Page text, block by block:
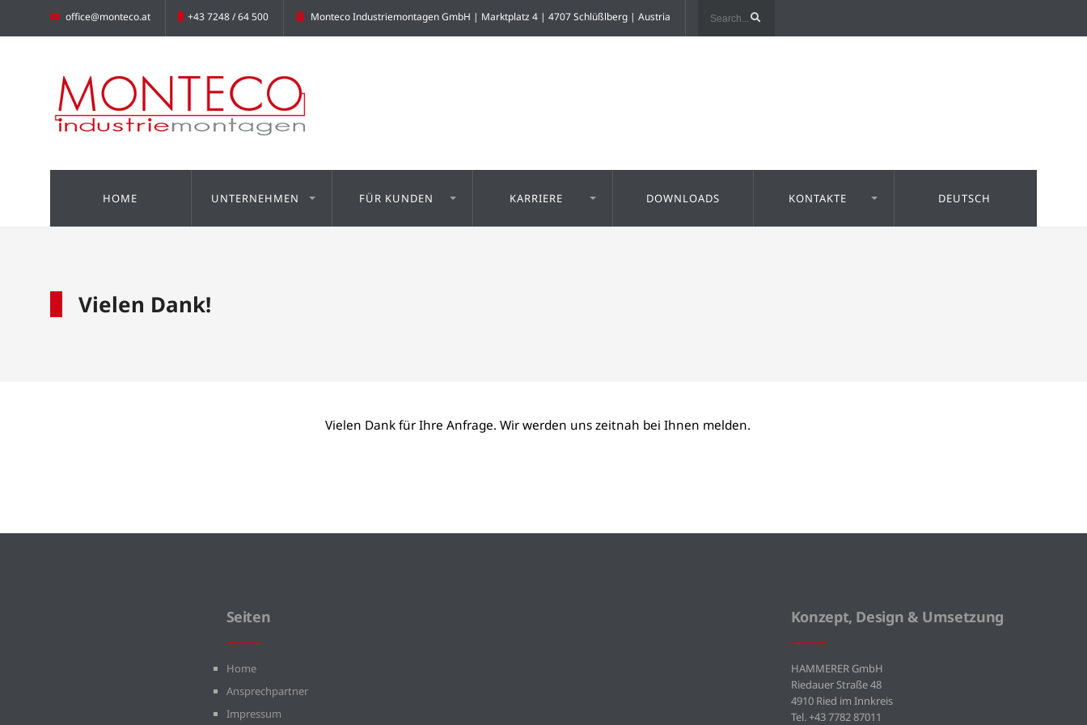
office@monteco.at +43 7248 / 64 500 Monteco Industriemontagen GmbH | Marktplatz 4 | 4707 Schlüßlberg | Austria
HOME UNTERNEHMEN FÜR KUNDEN KARRIERE DOWNLOADS KONTAKTE DEUTSCH
Vielen Dank!
Vielen Dank für Ihre Anfrage. Wir werden uns zeitnah bei Ihnen melden.
Seiten
Home
Ansprechpartner
Impressum
Konzept, Design & Umsetzung
HAMMERER GmbH
Riedauer Straße 48
4910 Ried im Innkreis
Tel. +43 7782 87011